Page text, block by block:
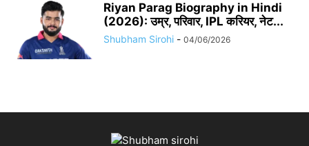
Riyan Parag Biography in Hindi
(2026): उम्र, परिवार, IPL करियर, नेट...
Shubham Sirohi - 04/06/2026